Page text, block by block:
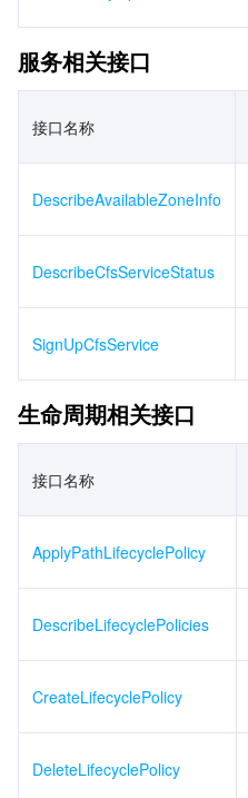
服务相关接口
接口名称
DescribeAvailableZoneInfo
DescribeCfsServiceStatus
SignUpCfsService
生命周期相关接口
接口名称
ApplyPathLifecyclePolicy
DescribeLifecyclePolicies
CreateLifecyclePolicy
DeleteLifecyclePolicy